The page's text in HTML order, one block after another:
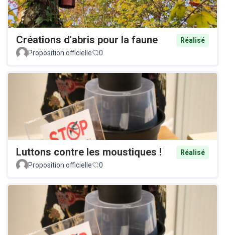
Créations d'abris pour la faune
Réalisé
Proposition officielle
0
Luttons contre les moustiques !
Réalisé
Proposition officielle
0